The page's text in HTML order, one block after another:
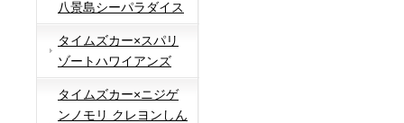
八景島シーパラダイス
タイムズカー×スパリ
ゾートハワイアンズ
タイムズカー×ニジゲ
ンノモリ クレヨンしん